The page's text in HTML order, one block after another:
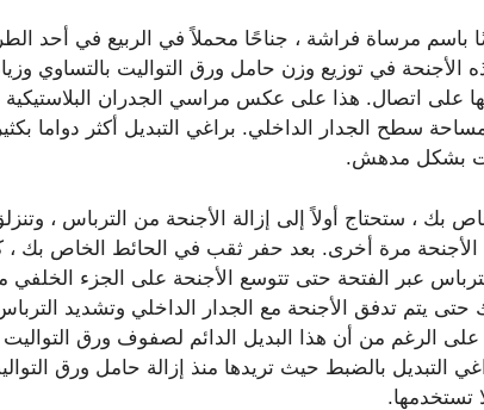
باسم مرساة فراشة ، جناحًا محملاً في الربيع في أحد
الأجنحة في توزيع وزن حامل ورق التواليت بالتساوي
على اتصال. هذا على عكس مراسي الجدران البلاستيكية
سطح الجدار الداخلي. براغي التبديل أكثر دواما
بشكل مدهش.
بك ، ستحتاج أولاً إلى إزالة الأجنحة من الترباس ،
الأجنحة مرة أخرى. بعد حفر ثقب في الحائط الخاص بك ،
عبر الفتحة حتى تتوسع الأجنحة على الجزء الخلفي
يتم تدفق الأجنحة مع الجدار الداخلي وتشديد
الرغم من أن هذا البديل الدائم لصفوف ورق
التبديل بالضبط حيث تريدها منذ إزالة حامل ورق
تستخدمها.